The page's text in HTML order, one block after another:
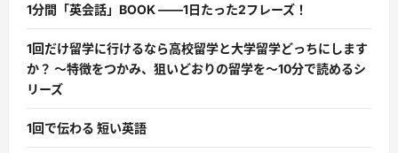
1分間「英会話」BOOK ――1日たった2フレーズ！
1回だけ留学に行けるなら高校留学と大学留学どっちにします
か？ 〜特徴をつかみ、狙いどおりの留学を〜10分で読めるシ
リーズ
1回で伝わる 短い英語